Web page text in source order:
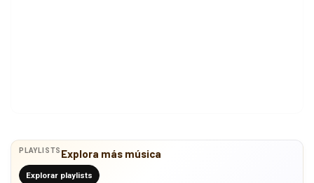
PLAYLISTS Explora más música
Explorar playlists